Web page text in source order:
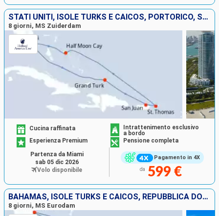
STATI UNITI, ISOLE TURKS E CAICOS, PORTORICO, SAINT THOMAS, BAHAMAS
8 giorni, MS Zuiderdam
Pagamento in 4X
Cucina raffinata
Intrattenimento esclusivo
a bordo
Esperienza Premium
Pensione completa
da 599 €
Partenza da Miami
sab 05 dic 2026
Volo disponibile
BAHAMAS, ISOLE TURKS E CAICOS, REPUBBLICA DOMINICANA, STATI UNITI
8 giorni, MS Eurodam